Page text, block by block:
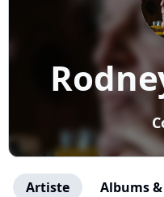
Artiste Albums